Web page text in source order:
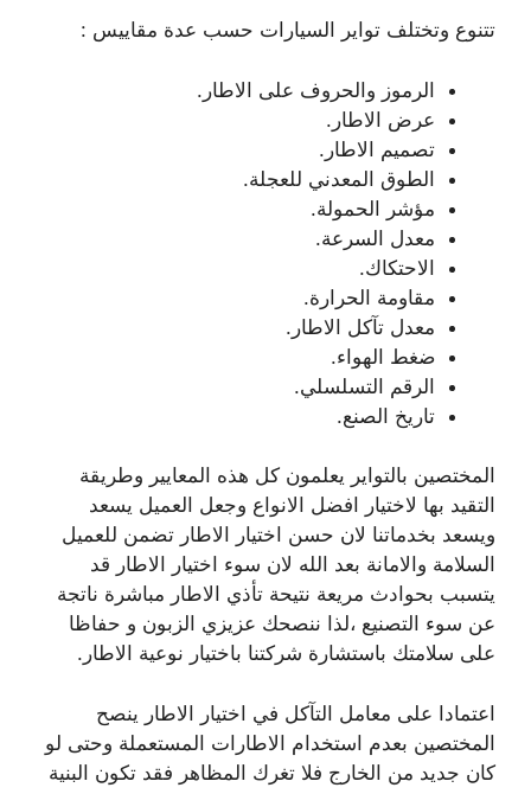
تتنوع وتختلف تواير السيارات حسب عدة مقاييس :
الرموز والحروف على الاطار.
عرض الاطار.
تصميم الاطار.
الطوق المعدني للعجلة.
مؤشر الحمولة.
معدل السرعة.
الاحتكاك.
مقاومة الحرارة.
معدل تآكل الاطار.
ضغط الهواء.
الرقم التسلسلي.
تاريخ الصنع.
المختصين بالتواير يعلمون كل هذه المعايير وطريقة
التقيد بها لاختيار افضل الانواع وجعل العميل يسعد
ويسعد بخدماتنا لان حسن اختيار الاطار تضمن للعميل
السلامة والامانة بعد الله لان سوء اختيار الاطار قد
يتسبب بحوادث مريعة نتيحة تأذي الاطار مباشرة ناتجة
عن سوء التصنيع ،لذا ننصحك عزيزي الزبون و حفاظا
على سلامتك باستشارة شركتنا باختيار نوعية الاطار.
اعتمادا على معامل التآكل في اختيار الاطار ينصح
المختصين بعدم استخدام الاطارات المستعملة وحتى لو
كان جديد من الخارج فلا تغرك المظاهر فقد تكون البنية